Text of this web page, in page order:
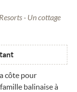
- Un cottage
côte pour
balinaise à